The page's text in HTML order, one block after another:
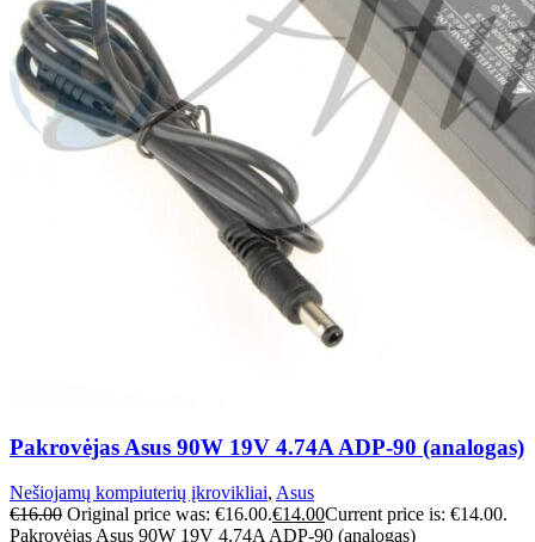
Pakrovėjas Asus 90W 19V 4.74A ADP-90 (analogas)
Nešiojamų kompiuterių įkrovikliai, Asus
€16.00 Original price was: €16.00.€14.00Current price is: €14.00.
Pakrovėjas Asus 90W 19V 4.74A ADP-90 (analogas)